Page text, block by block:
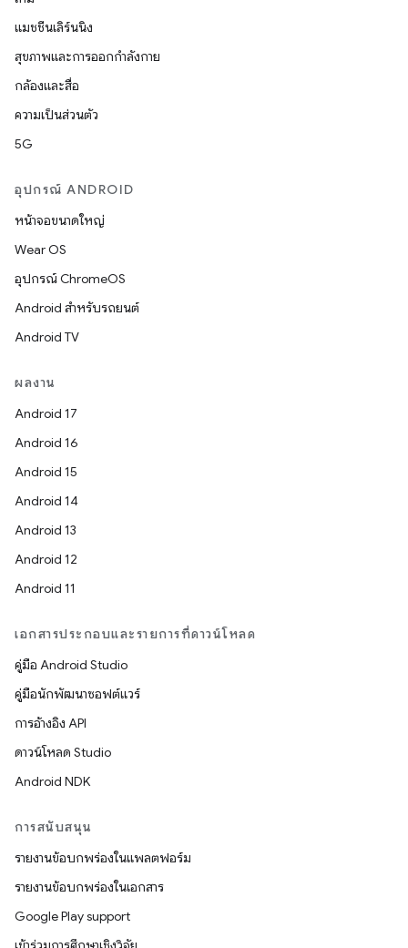
แมชชีนเลิร์นนิง
สุขภาพและการออกกำลังกาย
กล้องและสื่อ
ความเป็นส่วนตัว
5G
อุปกรณ์ ANDROID
หน้าจอขนาดใหญ่
Wear OS
อุปกรณ์ ChromeOS
Android สำหรับรถยนต์
Android TV
ผลงาน
Android 17
Android 16
Android 15
Android 14
Android 13
Android 12
Android 11
เอกสารประกอบและรายการที่ดาวน์โหลด
คู่มือ Android Studio
คู่มือนักพัฒนาซอฟต์แวร์
การอ้างอิง API
ดาวน์โหลด Studio
Android NDK
การสนับสนุน
รายงานข้อบกพร่องในแพลตฟอร์ม
รายงานข้อบกพร่องในเอกสาร
Google Play support